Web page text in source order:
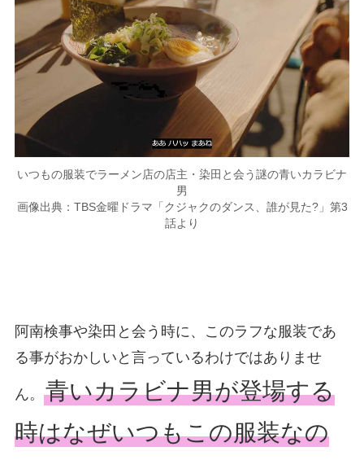
いつもの服装でラーメン店の店主・染田と会う謎の青いカラビナ
男
画像出典：TBS金曜ドラマ「クジャクのダンス、誰が見た?」第3
話より
阿南検事や染田と会う時に、このラフな服装であ
る事がおかしいと言っているわけではありませ
ん。 青いカラビナ男が登場する
時はなぜいつもこの服装なの